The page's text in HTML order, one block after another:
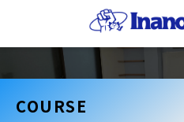
COURSE